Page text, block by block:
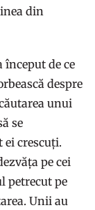
din
de ce
despre
unui
se
ei crescuți.
pe cei
petrecut pe
Unii au